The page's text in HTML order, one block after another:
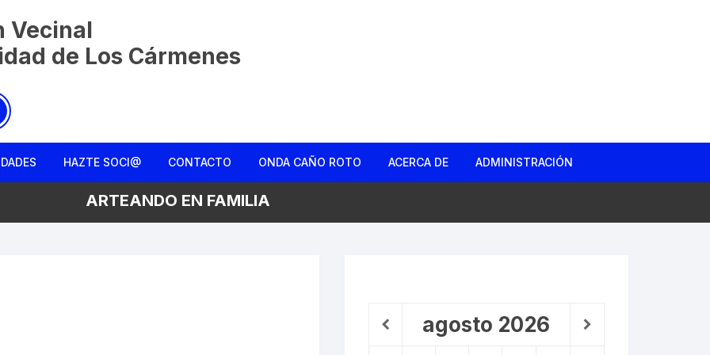
Vecinal
de Los Cármenes
HAZTE SOCI@ CONTACTO ONDA CAÑO ROTO
Charla entre amigas
ACERCA DE ADMINISTRACIÓN
ARTEANDO EN FAMILIA
agosto 2026